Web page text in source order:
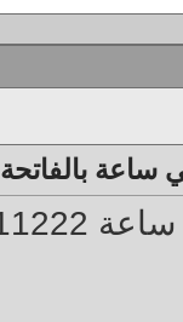
004917637777797